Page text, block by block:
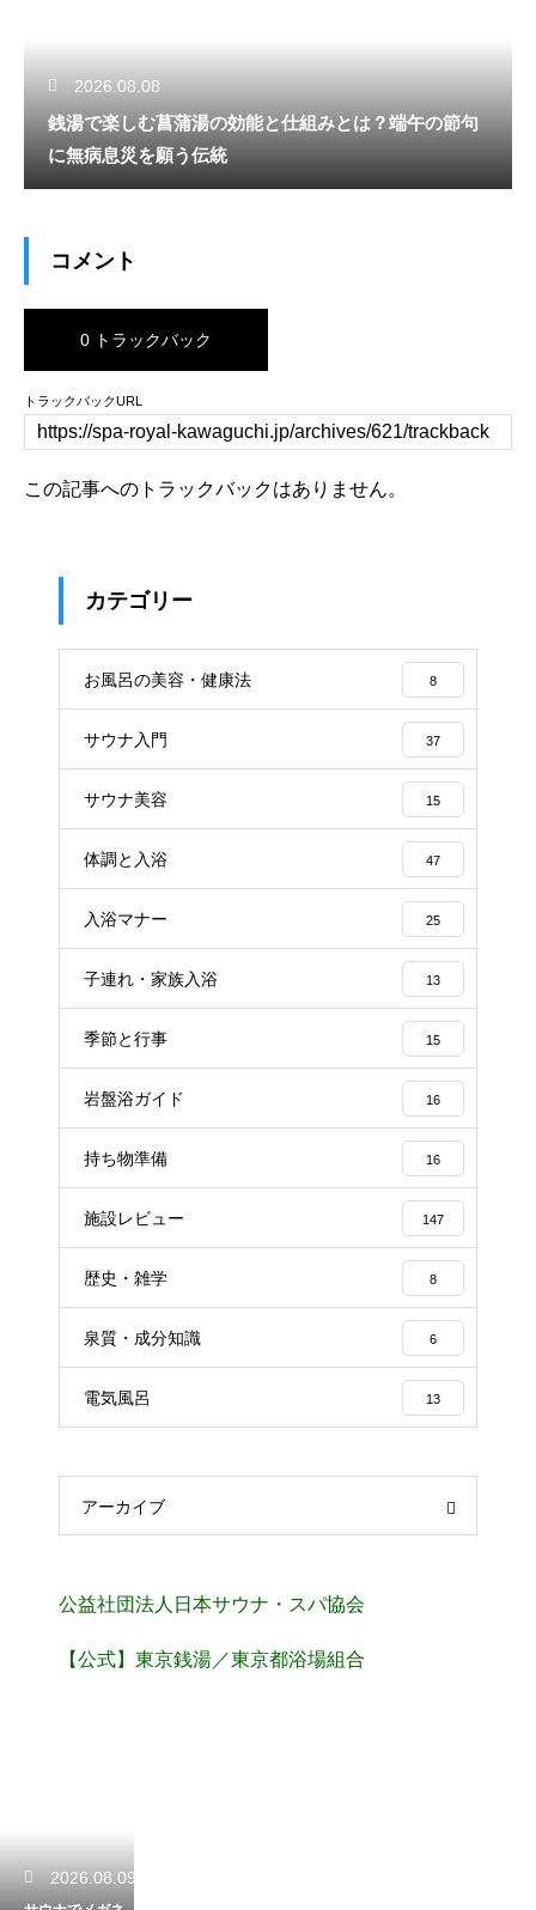
2026.08.08
銭湯で楽しむ菖蒲湯の効能と仕組みとは？端午の節句
に無病息災を願う伝統
コメント
0 トラックバック
トラックバックURL
この記事へのトラックバックはありません。
カテゴリー
お風呂の美容・健康法 8
サウナ入門 37
サウナ美容 15
体調と入浴 47
入浴マナー 25
子連れ・家族入浴 13
季節と行事 15
岩盤浴ガイド 16
持ち物準備 16
施設レビュー 147
歴史・雑学 8
泉質・成分知識 6
電気風呂 13
アーカイブ
公益社団法人日本サウナ・スパ協会
【公式】東京銭湯／東京都浴場組合
2026.08.09